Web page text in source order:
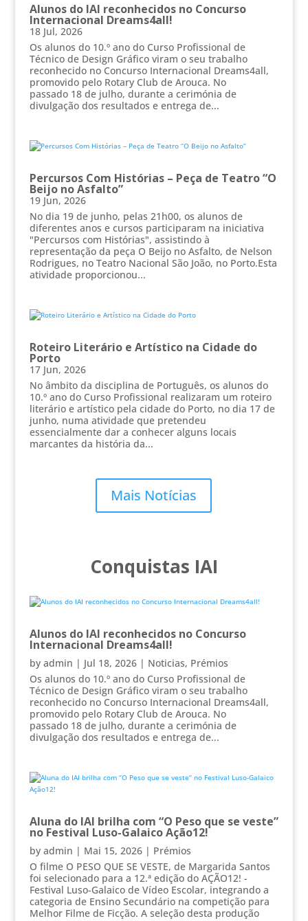
Alunos do IAI reconhecidos no Concurso
Internacional Dreams4all!
18 Jul, 2026
Os alunos do 10.º ano do Curso Profissional de
Técnico de Design Gráfico viram o seu trabalho
reconhecido no Concurso Internacional Dreams4all,
promovido pelo Rotary Club de Arouca. No
passado 18 de julho, durante a cerimónia de
divulgação dos resultados e entrega de...
Percursos Com Histórias – Peça de Teatro “O
Beijo no Asfalto”
19 Jun, 2026
No dia 19 de junho, pelas 21h00, os alunos de
diferentes anos e cursos participaram na iniciativa
"Percursos com Histórias", assistindo à
representação da peça O Beijo no Asfalto, de Nelson
Rodrigues, no Teatro Nacional São João, no Porto.Esta
atividade proporcionou...
Roteiro Literário e Artístico na Cidade do
Porto
17 Jun, 2026
No âmbito da disciplina de Português, os alunos do
10.º ano do Curso Profissional realizaram um roteiro
literário e artístico pela cidade do Porto, no dia 17 de
junho, numa atividade que pretendeu
essencialmente dar a conhecer alguns locais
marcantes da história da...
Mais Notícias
Conquistas IAI
Alunos do IAI reconhecidos no Concurso
Internacional Dreams4all!
by admin | Jul 18, 2026| Noticias, Prémios
Os alunos do 10.º ano do Curso Profissional de
Técnico de Design Gráfico viram o seu trabalho
reconhecido no Concurso Internacional Dreams4all,
promovido pelo Rotary Club de Arouca. No
passado 18 de julho, durante a cerimónia de
divulgação dos resultados e entrega de...
Aluna do IAI brilha com “O Peso que se veste”
no Festival Luso-Galaico Ação12!
by admin | Mai 15, 2026| Prémios
O filme O PESO QUE SE VESTE, de Margarida Santos
foi selecionado para a 12.ª edição do AÇÃO12! -
Festival Luso-Galaico de Vídeo Escolar, integrando a
categoria de Ensino Secundário na competição para
Melhor Filme de Ficção. A seleção desta produção